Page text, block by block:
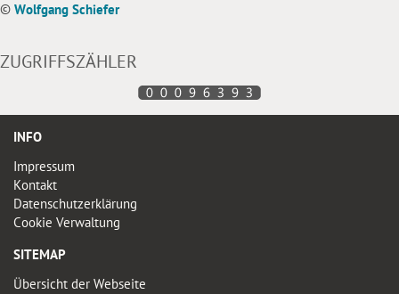
© Wolfgang Schiefer
ZUGRIFFSZÄHLER
INFO
Impressum
Kontakt
Datenschutzerklärung
Cookie Verwaltung
SITEMAP
Übersicht der Webseite